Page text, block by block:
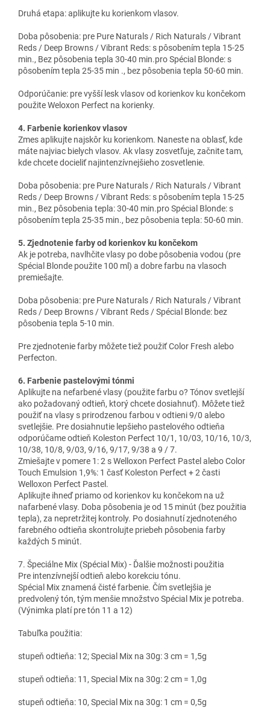
Druhá etapa: aplikujte ku korienkom vlasov.
Doba pôsobenia: pre Pure Naturals / Rich Naturals / Vibrant
Reds / Deep Browns / Vibrant Reds: s pôsobením tepla 15-25
min., Bez pôsobenia tepla 30-40 min.pro Spécial Blonde: s
pôsobením tepla 25-35 min ., bez pôsobenia tepla 50-60 min.
Odporúčanie: pre vyšší lesk vlasov od korienkov ku končekom
použite Weloxon Perfect na korienky.
4. Farbenie korienkov vlasov
Zmes aplikujte najskôr ku korienkom. Naneste na oblasť, kde
máte najviac bielych vlasov. Ak vlasy zosvetľuje, začnite tam,
kde chcete docieliť najintenzívnejšieho zosvetlenie.
Doba pôsobenia: pre Pure Naturals / Rich Naturals / Vibrant
Reds / Deep Browns / Vibrant Reds: s pôsobením tepla 15-25
min., Bez pôsobenia tepla: 30-40 min.pro Spécial Blonde: s
pôsobením tepla 25-35 min., bez pôsobenia tepla: 50-60 min.
5. Zjednotenie farby od korienkov ku končekom
Ak je potreba, navlhčite vlasy po dobe pôsobenia vodou (pre
Spécial Blonde použite 100 ml) a dobre farbu na vlasoch
premiešajte.
Doba pôsobenia: pre Pure Naturals / Rich Naturals / Vibrant
Reds / Deep Browns / Vibrant Reds / Spécial Blonde: bez
pôsobenia tepla 5-10 min.
Pre zjednotenie farby môžete tiež použiť Color Fresh alebo
Perfecton.
6. Farbenie pastelovými tónmi
Aplikujte na nefarbené vlasy (použite farbu o? Tónov svetlejší
ako požadovaný odtieň, ktorý chcete dosiahnuť). Môžete tiež
použiť na vlasy s prirodzenou farbou v odtieni 9/0 alebo
svetlejšie. Pre dosiahnutie lepšieho pastelového odtieňa
odporúčame odtieň Koleston Perfect 10/1, 10/03, 10/16, 10/3,
10/38, 10/8, 9/03, 9/16, 9/17, 9/38 a 9 / 7.
Zmiešajte v pomere 1: 2 s Welloxon Perfect Pastel alebo Color
Touch Emulsion 1,9%: 1 časť Koleston Perfect + 2 časti
Welloxon Perfect Pastel.
Aplikujte ihneď priamo od korienkov ku končekom na už
nafarbené vlasy. Doba pôsobenia je od 15 minút (bez použitia
tepla), za nepretržitej kontroly. Po dosiahnutí zjednoteného
farebného odtieňa skontrolujte priebeh pôsobenia farby
každých 5 minút.
7. Špeciálne Mix (Spécial Mix) - Ďalšie možnosti použitia
Pre intenzívnejší odtieň alebo korekciu tónu.
Spécial Mix znamená čisté farbenie. Čím svetlejšia je
predvolený tón, tým menšie množstvo Spécial Mix je potreba.
(Výnimka platí pre tón 11 a 12)
Tabuľka použitia:
stupeň odtieňa: 12; Special Mix na 30g: 3 cm = 1,5g
stupeň odtieňa: 11, Special Mix na 30g: 2 cm = 1,0g
stupeň odtieňa: 10, Special Mix na 30g: 1 cm = 0,5g